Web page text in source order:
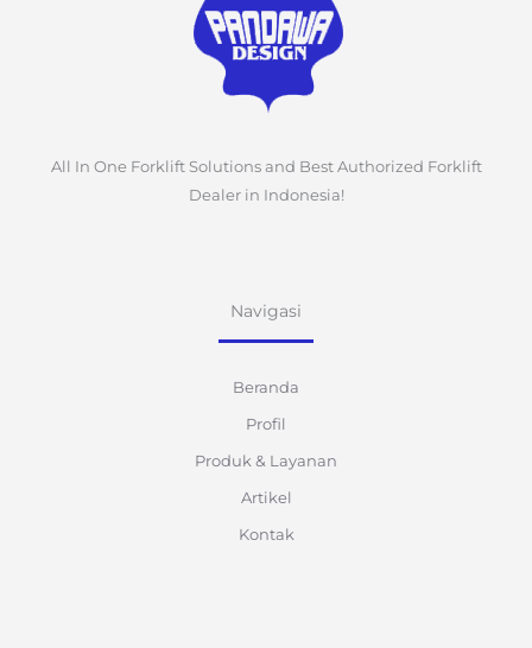
All In One Forklift Solutions and Best Authorized Forklift
Dealer in Indonesia!
Navigasi
Beranda
Profil
Produk & Layanan
Artikel
Kontak